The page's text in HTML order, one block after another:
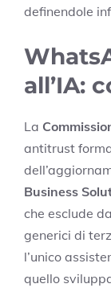
definendole
all’IA:
La
antitrust
Business
che esclude
generici di
l’unico
quello